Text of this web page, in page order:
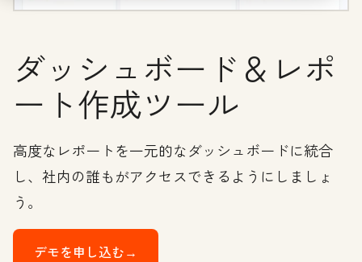
ダッシュボード＆レポ
ート作成ツール
高度なレポートを一元的なダッシュボードに統合
し、社内の誰もがアクセスできるようにしましょ
う。
デモを申し込む→